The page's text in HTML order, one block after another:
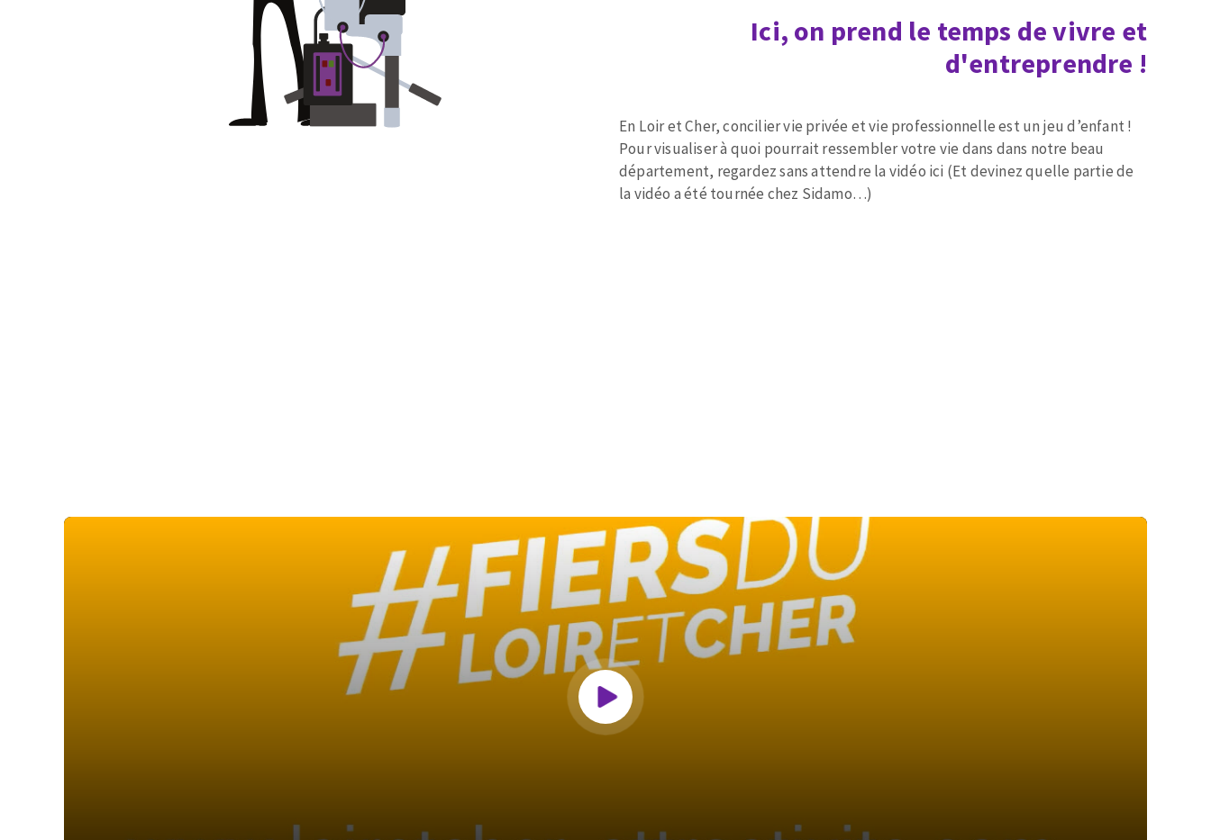
OUTILS COUPANTS
Ici, on prend le temps de vivre et
d'entreprendre !
En Loir et Cher, concilier vie privée et vie professionnelle est un jeu d’enfant !
Pour visualiser à quoi pourrait ressembler votre vie dans dans notre beau
département, regardez sans attendre la vidéo ici (Et devinez quelle partie de
la vidéo a été tournée chez Sidamo…)